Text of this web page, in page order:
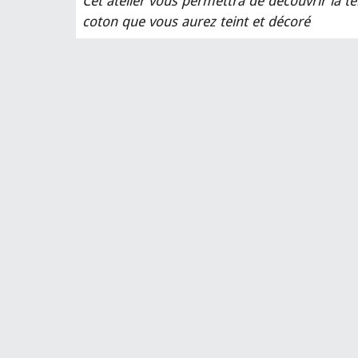
coton que vous aurez teint et décoré